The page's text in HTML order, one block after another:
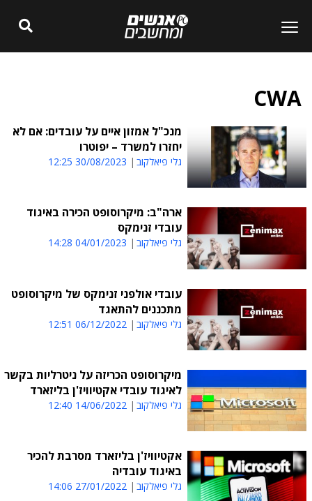
CWA
מנכ"ל אמזון איים על עובדים: אם לא
יחזרו למשרד – יפוטרו
גלי פיאלקוב 30/08/2023 12:25
ארה"ב: מיקרוסופט הכירה באיגוד
עובדי זנימקס
גלי פיאלקוב 04/01/2023 14:28
עובדי אולפני זנימקס של מיקרוסופט
מתכננים להתאגד
גלי פיאלקוב 06/12/2022 12:51
מיקרוסופט הכריזה על ניטרליות בקשר
לאיגוד עובדי אקטיוויז'ן בליזארד
גלי פיאלקוב 14/06/2022 12:40
אקטיוויז'ן בליזארד מסרבת להכיר
באיגוד עובדיה
גלי פיאלקוב 27/01/2022 14:06